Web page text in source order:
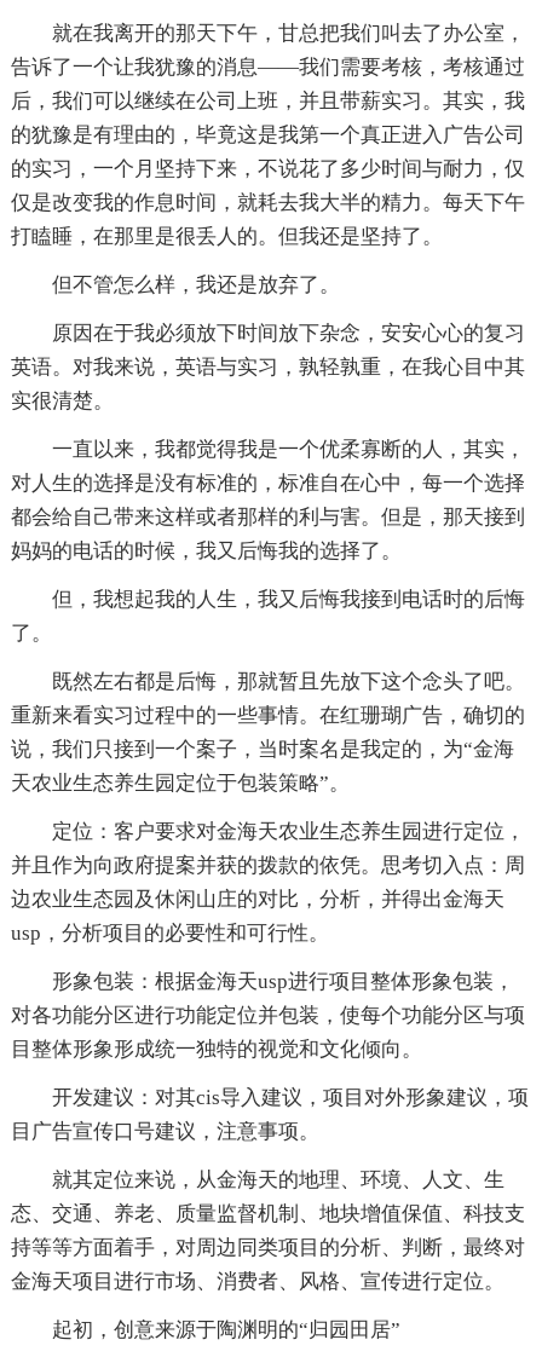
就在我离开的那天下午，甘总把我们叫去了办公室，
告诉了一个让我犹豫的消息——我们需要考核，考核通过
后，我们可以继续在公司上班，并且带薪实习。其实，我
的犹豫是有理由的，毕竟这是我第一个真正进入广告公司
的实习，一个月坚持下来，不说花了多少时间与耐力，仅
仅是改变我的作息时间，就耗去我大半的精力。每天下午
打瞌睡，在那里是很丢人的。但我还是坚持了。
但不管怎么样，我还是放弃了。
原因在于我必须放下时间放下杂念，安安心心的复习
英语。对我来说，英语与实习，孰轻孰重，在我心目中其
实很清楚。
一直以来，我都觉得我是一个优柔寡断的人，其实，
对人生的选择是没有标准的，标准自在心中，每一个选择
都会给自己带来这样或者那样的利与害。但是，那天接到
妈妈的电话的时候，我又后悔我的选择了。
但，我想起我的人生，我又后悔我接到电话时的后悔
了。
既然左右都是后悔，那就暂且先放下这个念头了吧。
重新来看实习过程中的一些事情。在红珊瑚广告，确切的
说，我们只接到一个案子，当时案名是我定的，为“金海
天农业生态养生园定位于包装策略”。
定位：客户要求对金海天农业生态养生园进行定位，
并且作为向政府提案并获的拨款的依凭。思考切入点：周
边农业生态园及休闲山庄的对比，分析，并得出金海天
usp，分析项目的必要性和可行性。
形象包装：根据金海天usp进行项目整体形象包装，
对各功能分区进行功能定位并包装，使每个功能分区与项
目整体形象形成统一独特的视觉和文化倾向。
开发建议：对其cis导入建议，项目对外形象建议，项
目广告宣传口号建议，注意事项。
就其定位来说，从金海天的地理、环境、人文、生
态、交通、养老、质量监督机制、地块增值保值、科技支
持等等方面着手，对周边同类项目的分析、判断，最终对
金海天项目进行市场、消费者、风格、宣传进行定位。
起初，创意来源于陶渊明的“归园田居”